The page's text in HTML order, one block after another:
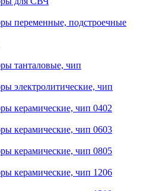
переменные, подстроечные
танталовые, чип
электролитические, чип
керамические, чип 0402
керамические, чип 0603
керамические, чип 0805
керамические, чип 1206